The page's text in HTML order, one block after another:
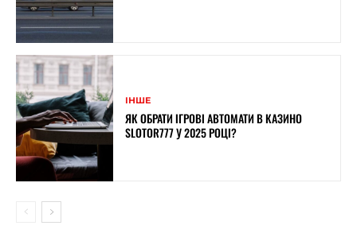
ІНШЕ
ЯК ОБРАТИ ІГРОВІ АВТОМАТИ В КАЗИНО
SLOTOR777 У 2025 РОЦІ?